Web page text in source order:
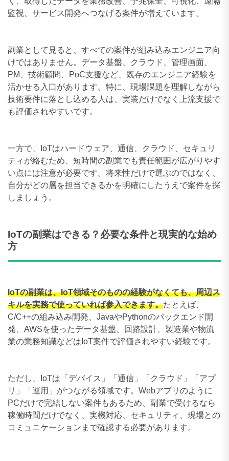
監視、サービス開発へつなげる案件が増えています。
副業として見ると、すべての案件が組み込みエンジニア向
けではありません。データ基盤、クラウド、管理画面、
PM、技術顧問、PoC支援など、既存のエンジニア経験を
活かせる入口があります。特に、現場課題を理解しながら
技術要件に落とし込める人は、実装だけでなく上流支援で
も評価されやすいです。
一方で、IoTはハードウェア、通信、クラウド、セキュリ
ティが絡むため、短時間の副業でも責任範囲が広がりやす
い点には注意が必要です。将来性だけで選ぶのではなく、
自分がどの層を担当できるかを明確にしたうえで案件を探
しましょう。
IoTの副業はできる？必要な条件と現実的な始め
方
IoTの副業は、IoT領域そのものの経験がなくても、周辺ス
キルを実務で使っていれば参入できます。たとえば、
C/C++の組み込み開発、JavaやPythonのバックエンド開
発、AWSを使ったデータ基盤、回路設計、製造業や物流
業の業務知識などはIoT案件で評価されやすい経験です。
ただし、IoTは「デバイス」「通信」「クラウド」「アプ
リ」「運用」がつながる領域です。Webアプリのように
PCだけで完結しない案件もあるため、副業で受けるなら
稼働時間だけでなく、実機対応、セキュリティ、現場との
コミュニケーションまで確認する必要があります。